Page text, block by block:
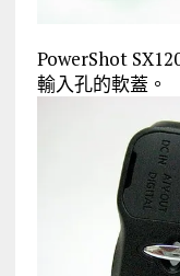
PowerShot
輸入孔的軟蓋。